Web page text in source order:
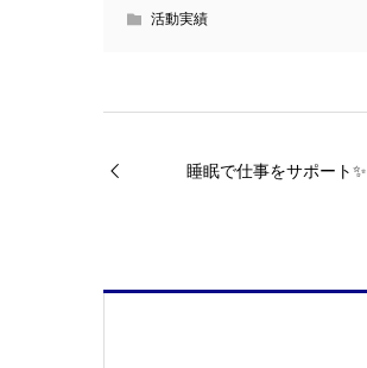
活動実績
睡眠で仕事をサポート✨